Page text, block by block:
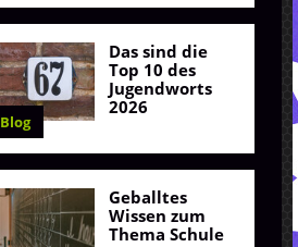
Blog
Das sind die
Top 10 des
Jugendworts
2026
Geballtes
Wissen zum
Thema Schule